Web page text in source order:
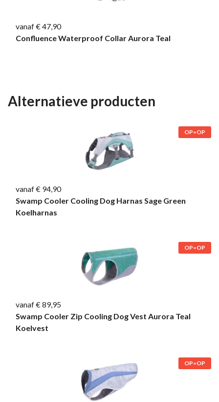
vanaf € 47,90
Confluence Waterproof Collar Aurora Teal
Alternatieve producten
OP=OP
vanaf € 94,90
Swamp Cooler Cooling Dog Harnas Sage Green
Koelharnas
OP=OP
vanaf € 89,95
Swamp Cooler Zip Cooling Dog Vest Aurora Teal
Koelvest
OP=OP